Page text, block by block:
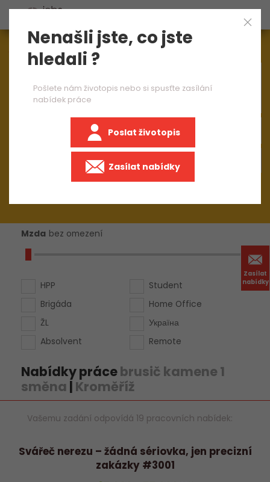
Zasílat
nabídky
Aktuálně1545nabídek práce
Mzda bez omezení
HPP
Brigáda
ŽL
Absolvent
Student
Home Office
Україна
Remote
Nabídky prácebrusič kamene 1
směna | Kroměříž
Vašemu zadání odpovídá 19 pracovních nabídek:
Svářeč nerezu – žádná sériovka, jen precizní
zakázky #3001
Nenašli jste, co jste
hledali ?
Pošlete nám životopis nebo si spusťte zasílání
nabídek práce
Poslat životopis
Zasílat nabídky